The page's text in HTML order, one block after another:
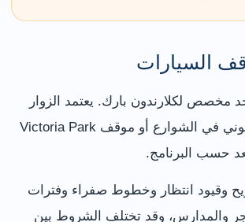
السيارات
مخصص لكلارندون بارك. يعتمد الزوار
على الوقوف القانوني في الشوارع أو موقف Victoria Park
حسب البرنامج.
وقيود انتظار وخطوط صفراء وفترات
والمدارس، وقد تختلف الشروط بين